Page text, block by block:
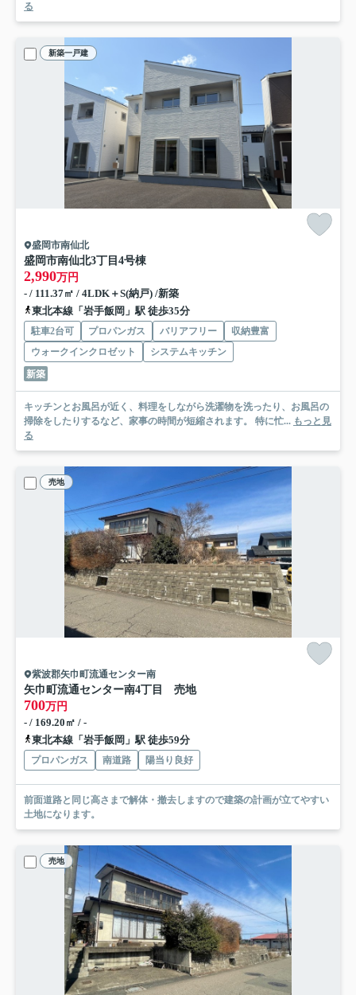
る
新築一戸建
盛岡市南仙北
盛岡市南仙北3丁目 4号棟
2,990万円
- / 111.37㎡ / 4LDK＋S(納戸) /新築
東北本線「岩手飯岡」駅 徒歩35分
駐車2台可 プロパンガス バリアフリー
収納豊富
ウォークインクロゼット
システムキッチン
新築
キッチンとお風呂が近く、料理をしながら洗濯物を洗ったり、お風呂の
掃除をしたりするなど、家事の時間が短縮されます。 特に忙... もっと見
る
売地
紫波郡矢巾町流通センター南
矢巾町流通センター南4丁目 売地
700万円
- / 169.20㎡ / -
東北本線「岩手飯岡」駅 徒歩59分
プロパンガス 南道路 陽当り良好
前面道路と同じ高さまで解体・撤去しますので建築の計画が立てやすい
土地になります。
売地